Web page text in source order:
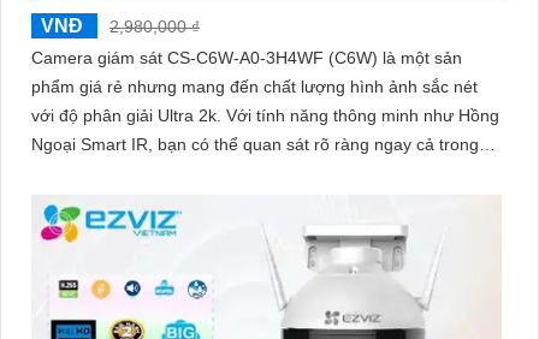
VNĐ
2,980,000 ₫
Camera giám sát CS-C6W-A0-3H4WF (C6W) là một sản
phẩm giá rẻ nhưng mang đến chất lượng hình ảnh sắc nét
với độ phân giải Ultra 2k. Với tính năng thông minh như Hồng
Ngoại Smart IR, bạn có thể quan sát rõ ràng ngay cả trong